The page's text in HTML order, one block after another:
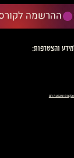
ההרשמה
והצטרפות:
הקמפוס גבעת רם